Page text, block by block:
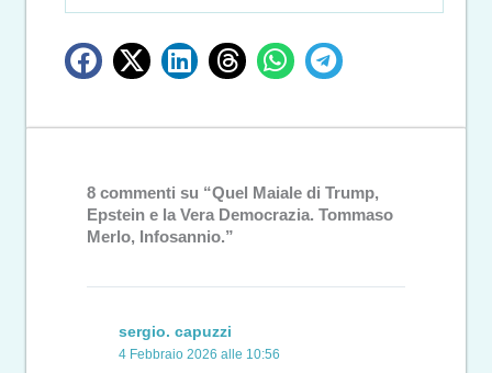
8 commenti su “Quel Maiale di Trump,
Epstein e la Vera Democrazia. Tommaso
Merlo, Infosannio.”
sergio. capuzzi
4 Febbraio 2026 alle 10:56